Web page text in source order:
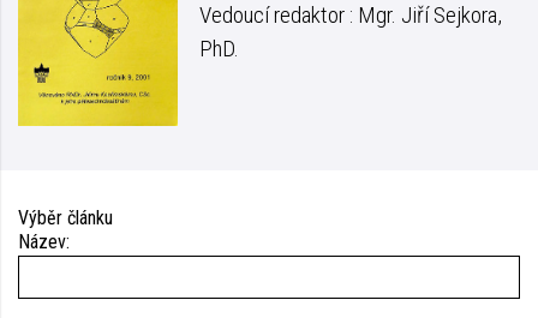
Vedoucí redaktor : Mgr. Jiří Sejkora,
PhD.
Výběr článku
Název: